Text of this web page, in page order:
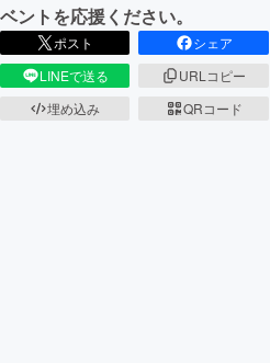
ベントを応援ください。
ポスト
シェア
LINEで送る
URLコピー
埋め込み
QRコード